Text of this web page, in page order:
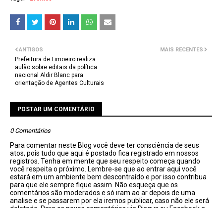
MAIS RECENTES
ANTIGOS
Prefeitura de Limoeiro realiza
aulão sobre editais da política
nacional Aldir Blanc para
orientação de Agentes Culturais
POSTAR UM COMENTÁRIO
0 Comentários
Para comentar neste Blog você deve ter consciência de seus
atos, pois tudo que aqui é postado fica registrado em nossos
registros. Tenha em mente que seu respeito começa quando
você respeita o próximo. Lembre-se que ao entrar aqui você
estará em um ambiente bem descontraído e por isso contribua
para que ele sempre fique assim. Não esqueça que os
comentários são moderados e só iram ao ar depois de uma
analise e se passarem por ela iremos publicar, caso não ele será